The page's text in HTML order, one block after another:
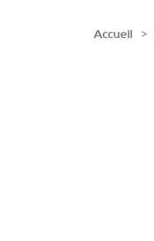
Accueil >